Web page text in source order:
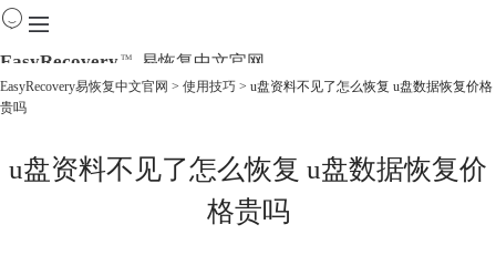
EasyRecovery TM 易恢复中文官网
下载
EasyRecovery易恢复中文官网 > 使用技巧 > u盘资料不见了怎么恢复 u盘数据恢复价格
贵吗
u盘资料不见了怎么恢复 u盘数据恢复价
格贵吗